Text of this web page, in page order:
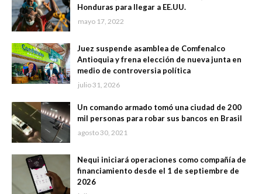
Honduras para llegar a EE.UU.
mayo 17, 2022
Juez suspende asamblea de Comfenalco
Antioquia y frena elección de nueva junta en
medio de controversia política
julio 31, 2026
Un comando armado tomó una ciudad de 200
mil personas para robar sus bancos en Brasil
agosto 30, 2021
Nequi iniciará operaciones como compañía de
financiamiento desde el 1 de septiembre de
2026